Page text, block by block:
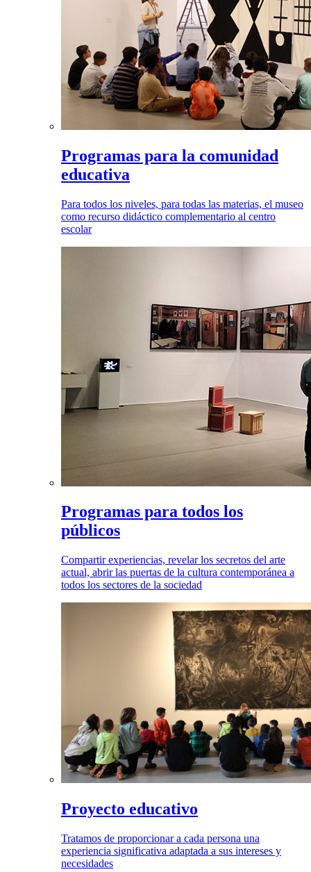
Programas para la comunidad
educativa
Para todos los niveles, para todas las materias, el museo
como recurso didáctico complementario al centro
escolar
Programas para todos los
públicos
Compartir experiencias, revelar los secretos del arte
actual, abrir las puertas de la cultura contemporánea a
todos los sectores de la sociedad
Proyecto educativo
Tratamos de proporcionar a cada persona una
experiencia significativa adaptada a sus intereses y
necesidades